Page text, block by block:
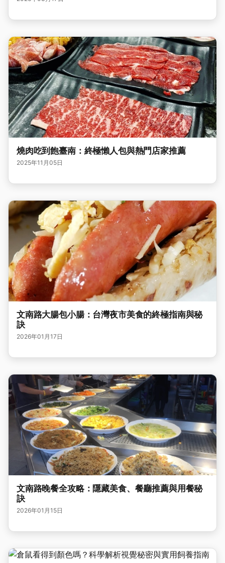
燒肉吃到飽臺南：終極懶人包與熱門店家推薦
2025年11月05日
文南路大腸包小腸：台灣夜市美食的終極指南與秘
訣
2026年01月17日
文南路晚餐全攻略：隱藏美食、餐廳推薦與用餐秘
訣
2026年01月15日